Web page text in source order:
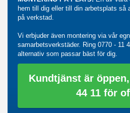
hem till dig eller till din arbetsplats så
på verkstad.
Vi erbjuder även montering via vår
samarbetsverkstäder. Ring 0770 - 11
alternativ som passar bäst för dig.
Kundtjänst är
44 11 för